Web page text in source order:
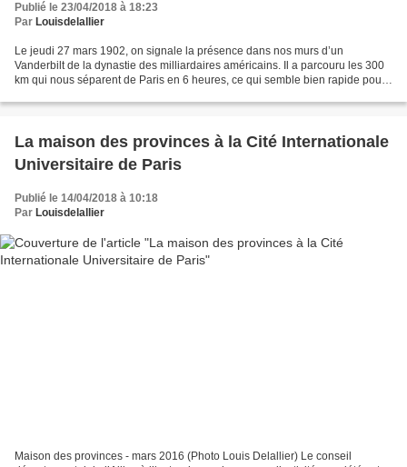
Publié le 23/04/2018 à 18:23
Par Louisdelallier
Le jeudi 27 mars 1902, on signale la présence dans nos murs d’un
Vanderbilt de la dynastie des milliardaires américains. Il a parcouru les 300
km qui nous séparent de Paris en 6 heures, ce qui semble bien rapide pour
La maison des provinces à la Cité Internationale
Universitaire de Paris
Publié le 14/04/2018 à 10:18
Par Louisdelallier
Maison des provinces - mars 2016 (Photo Louis Delallier) Le conseil